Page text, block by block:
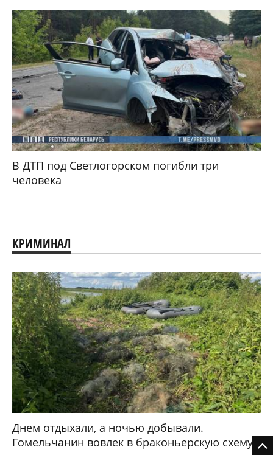
В ДТП под Светлогорском погибли три
человека
КРИМИНАЛ
Днем отдыхали, а ночью добывали.
Гомельчанин вовлек в браконьерскую схему